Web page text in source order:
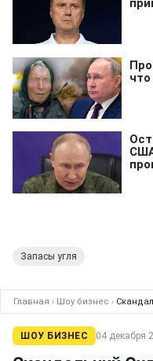
Запасы угля
Главная › Шоу бизнес ›
ШОУ БИЗНЕС 04 декабря